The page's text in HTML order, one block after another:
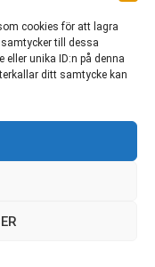
cookies för att lagra
till dessa
eller unika ID:n på denna
ditt samtycke kan
1996-2026